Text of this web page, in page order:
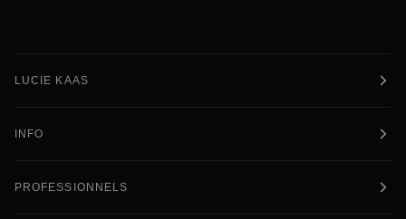
LUCIE KAAS
INFO
PROFESSIONNELS